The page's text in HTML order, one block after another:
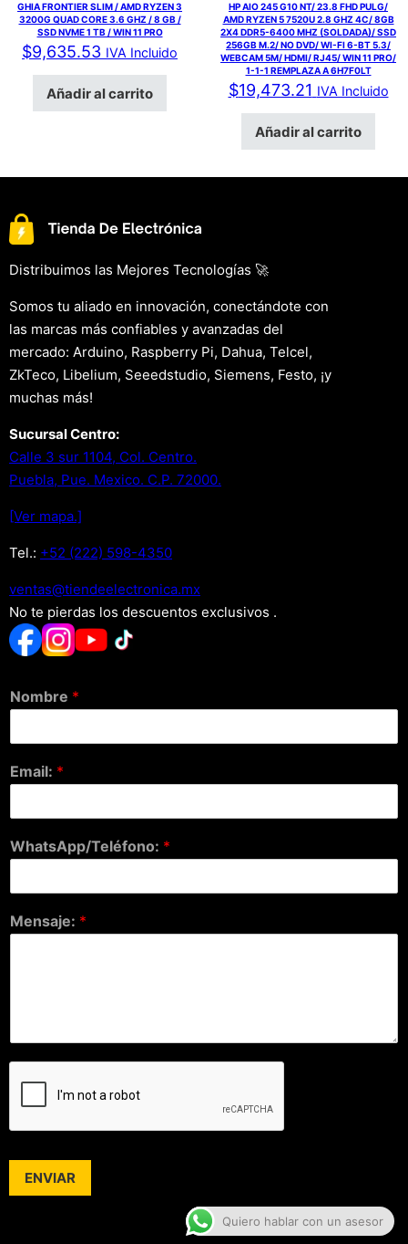
GHIA FRONTIER SLIM / AMD RYZEN 3
3200G QUAD CORE 3.6 GHZ / 8 GB /
SSD NVME 1 TB / WIN 11 PRO
$9,635.53 IVA Incluido
Añadir al carrito
HP AIO 245 G10 NT/ 23.8 FHD PULG/
AMD RYZEN 5 7520U 2.8 GHZ 4C/ 8GB
2X4 DDR5-6400 MHZ (SOLDADA)/ SSD
256GB M.2/ NO DVD/ WI-FI 6-BT 5.3/
WEBCAM 5M/ HDMI/ RJ45/ WIN 11 PRO/
1-1-1 REMPLAZA A 6H7F0LT
$19,473.21 IVA Incluido
Añadir al carrito
Distribuimos las Mejores Tecnologías 🚀
Somos tu aliado en innovación, conectándote con
las marcas más confiables y avanzadas del
mercado: Arduino, Raspberry Pi, Dahua, Telcel,
ZkTeco, Libelium, Seeedstudio, Siemens, Festo, ¡y
muchas más!
Sucursal Centro:
Calle 3 sur 1104, Col. Centro.
Puebla, Pue. Mexico. C.P. 72000.
[Ver mapa.]
Tel.: +52 (222) 598-4350
xm.acinortceleedneit@satnev
No te pierdas los descuentos exclusivos .
Nombre *
Email: *
WhatsApp/Teléfono: *
Mensaje: *
ENVIAR
Quiero hablar con un asesor